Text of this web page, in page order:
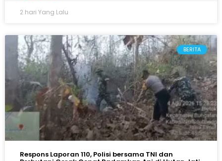
2 hari Yang Lalu
BERITA
Respons Laporan 110, Polisi bersama TNI dan